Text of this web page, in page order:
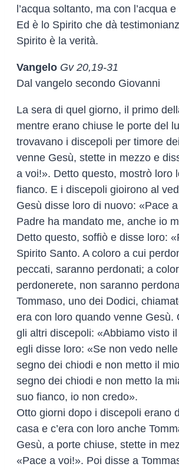
l’acqua soltanto, ma con l’acqua
Ed è lo Spirito che dà
Spirito è la verità.
Vangelo Gv 20,19-31
Dal vangelo secondo Giovanni
La sera di quel giorno, il primo
mentre erano chiuse le porte del
trovavano i discepoli per timore
venne Gesù, stette in mezzo e
a voi!». Detto questo, mostrò loro
fianco. E i discepoli gioirono al
Gesù disse loro di nuovo: «Pace
Padre ha mandato me, anche io
Detto questo, soffiò e disse loro:
Spirito Santo. A coloro a cui
peccati, saranno perdonati; a
perdonerete, non saranno
Tommaso, uno dei Dodici,
era con loro quando venne Gesù.
gli altri discepoli: «Abbiamo visto
egli disse loro: «Se non vedo nelle
segno dei chiodi e non metto il
segno dei chiodi e non metto la
suo fianco, io non credo».
Otto giorni dopo i discepoli erano
casa e c’era con loro anche
Gesù, a porte chiuse, stette in
«Pace a voi!». Poi disse a